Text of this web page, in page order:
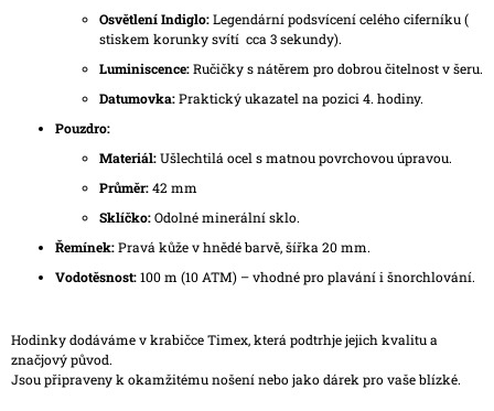
Osvětlení Indiglo:Legendární podsvícení celého ciferníku (
stiskem korunky svítí cca 3 sekundy).
Luminiscence:Ručičky s nátěrem pro dobrou čitelnost v šeru.
Datumovka:Praktický ukazatel na pozici 4. hodiny.
Pouzdro:
Materiál:Ušlechtilá ocel s matnou povrchovou úpravou.
Průměr:42 mm
Sklíčko:Odolné minerální sklo.
Řemínek:Pravá kůže v hnědé barvě, šířka 20 mm.
Vodotěsnost:100 m (10 ATM) – vhodné pro plavání i šnorchlování.
Hodinky dodáváme v krabičce Timex, která podtrhje jejich kvalitu a
značjový původ.
Jsou připraveny k okamžitému nošení nebo jako dárek pro vaše blízké.